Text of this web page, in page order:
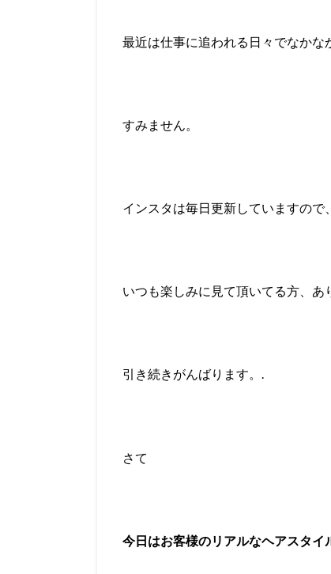
最近は仕事に追われる日々でなかな
すみません。
インスタは毎日更新していますので
いつも楽しみに見て頂いてる方、あ
引き続きがんばります。.
さて
今日はお客様のリアルなヘアスタイ